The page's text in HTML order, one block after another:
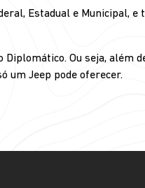
Estadual e Municipal, e
Ou seja, além
um Jeep pode oferecer.